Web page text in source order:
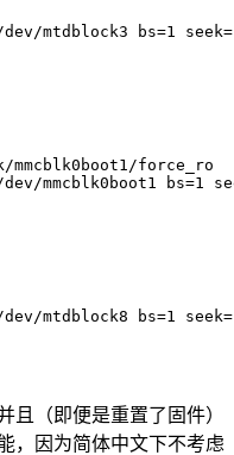
mtdblock3 bs=1
force_ro
mmcblk0boot1 bs=1
mtdblock8 bs=1
且（即便是重置了固件）
，因为简体中文下不考虑